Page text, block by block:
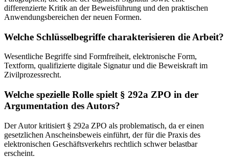
differenzierte Kritik an der Beweisführung und den praktischen
Anwendungsbereichen der neuen Formen.
Welche Schlüsselbegriffe charakterisieren die Arbeit?
Wesentliche Begriffe sind Formfreiheit, elektronische Form,
Textform, qualifizierte digitale Signatur und die Beweiskraft im
Zivilprozessrecht.
Welche spezielle Rolle spielt § 292a ZPO in der
Argumentation des Autors?
Der Autor kritisiert § 292a ZPO als problematisch, da er einen
gesetzlichen Anscheinsbeweis einführt, der für die Praxis des
elektronischen Geschäftsverkehrs rechtlich schwer belastbar
erscheint.